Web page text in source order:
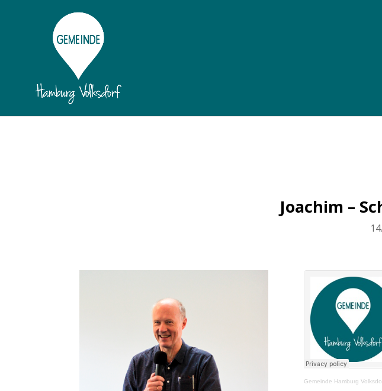
Joachim –
Gemeinde Hamburg